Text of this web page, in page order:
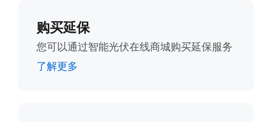
购买延保
您可以通过智能光伏在线商城购买延保服务
了解更多